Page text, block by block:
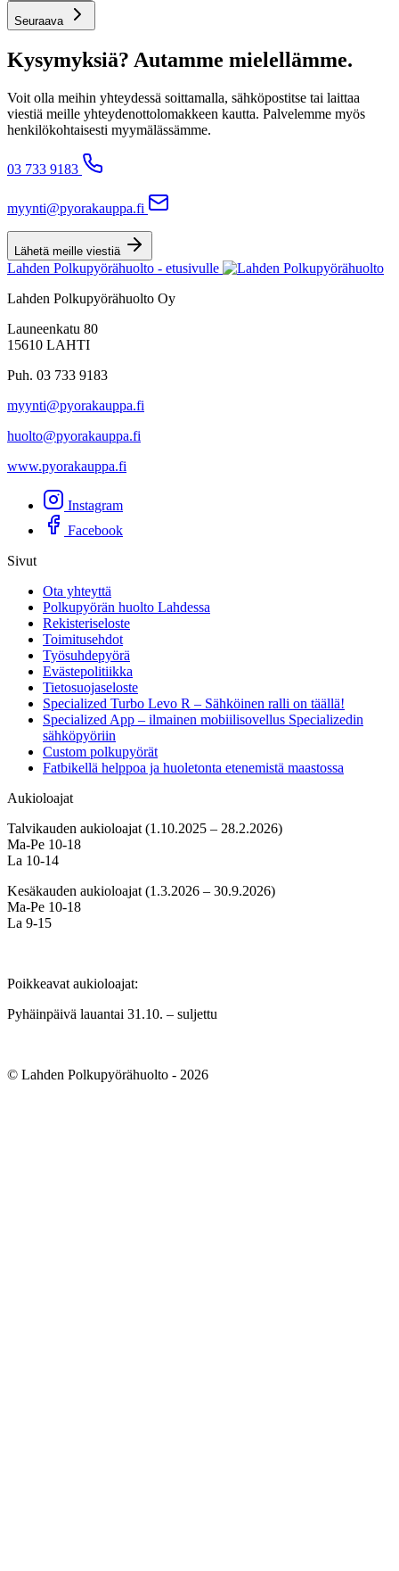
Seuraava
Kysymyksiä? Autamme mielellämme.
Voit olla meihin yhteydessä soittamalla, sähköpostitse tai laittaa
viestiä meille yhteydenottolomakkeen kautta. Palvelemme myös
henkilökohtaisesti myymälässämme.
03 733 9183
myynti@pyorakauppa.fi
Lähetä meille viestiä
Lahden Polkupyörähuolto - etusivulle
Lahden Polkupyörähuolto Oy
Launeenkatu 80
15610 LAHTI
Puh. 03 733 9183
myynti@pyorakauppa.fi
huolto@pyorakauppa.fi
www.pyorakauppa.fi
Instagram
Facebook
Sivut
Ota yhteyttä
Polkupyörän huolto Lahdessa
Rekisteriseloste
Toimitusehdot
Työsuhdepyörä
Evästepolitiikka
Tietosuojaseloste
Specialized Turbo Levo R – Sähköinen ralli on täällä!
Specialized App – ilmainen mobiilisovellus Specializedin
sähköpyöriin
Custom polkupyörät
Fatbikellä helppoa ja huoletonta etenemistä maastossa
Aukioloajat
Talvikauden aukioloajat (1.10.2025 – 28.2.2026)
Ma-Pe 10-18
La 10-14
Kesäkauden aukioloajat (1.3.2026 – 30.9.2026)
Ma-Pe 10-18
La 9-15
Poikkeavat aukioloajat:
Pyhäinpäivä lauantai 31.10. – suljettu
© Lahden Polkupyörähuolto - 2026